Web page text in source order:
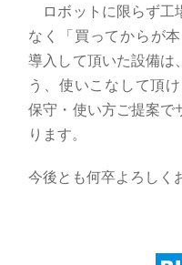
ロボットに限らず工
なく「買ってからが
導入して頂いた設備は
う、使いこなして頂
保守・使い方ご提案で
ります。
今後とも何卒よろしく